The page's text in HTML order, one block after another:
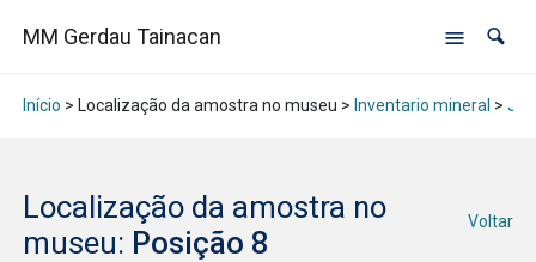
MM Gerdau Tainacan
Início > Localização da amostra no museu > Inventario mineral >
Localização da amostra no
museu: Posição 8
Voltar